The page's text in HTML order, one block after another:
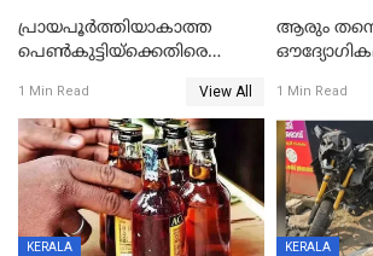
പ്രായപൂർത്തിയാകാത്ത
പെൺകുട്ടിയ്ക്കെതിരെ
59 വർഷം തടവും 90,൦൦൦ രൂപ
പിഴയും ശിക്ഷ
1 Min Read View All
ആരും
കമ്മിറ്റി
അതൃപ്തിയുമായി
വർഗീസ്
1 Min Read
KERALA KERALA